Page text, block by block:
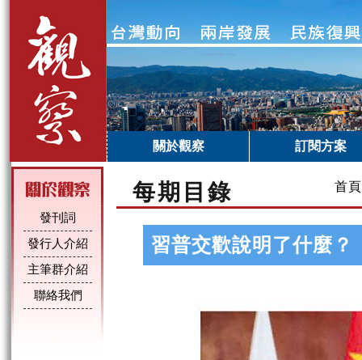
關於觀察 訂閱方案
發刊詞
發行人介紹
主筆群介紹
聯絡我們
每期目錄 首頁
習普交歡說明了什麼？